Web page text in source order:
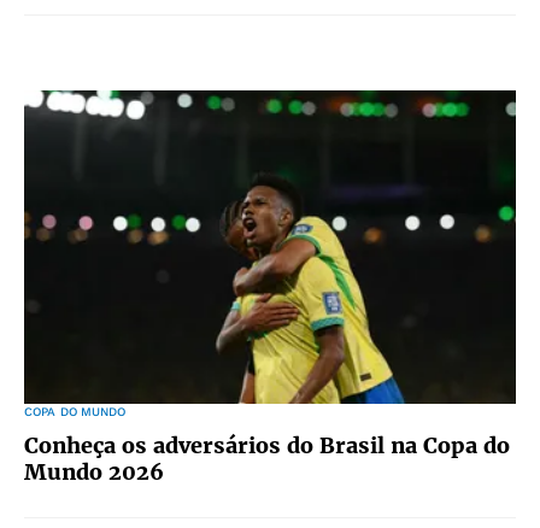
COPA DO MUNDO
Conheça os adversários do Brasil na Copa do
Mundo 2026